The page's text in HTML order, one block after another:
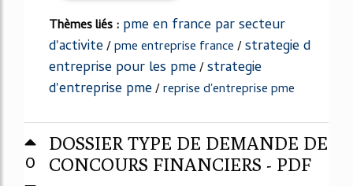
Thèmes liés : pme en france par secteur
d'activite/pme entreprise france/strategie d
entreprise pour les pme/strategie
d'entreprise pme/reprise d'entreprise pme
0
DOSSIER TYPE DE DEMANDE DE
CONCOURS FINANCIERS - PDF